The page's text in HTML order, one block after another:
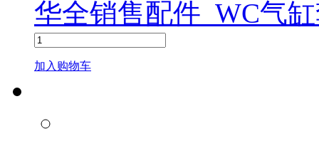
华全销售配件_WC气
加入购物车